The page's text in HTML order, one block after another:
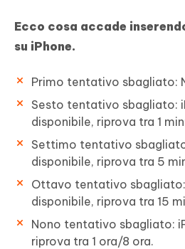
Ecco cosa accade
su iPhone.
Primo tentativo sbagliato:
Sesto tentativo sbagliato:
disponibile, riprova tra 1
Settimo tentativo
disponibile, riprova tra 5
Ottavo tentativo sbagliato:
disponibile, riprova tra 15
Nono tentativo sbagliato:
riprova tra 1 ora/8 ora.